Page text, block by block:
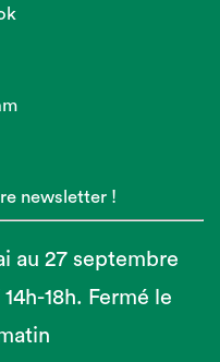
newsletter !
au 27 septembre
18h. Fermé le